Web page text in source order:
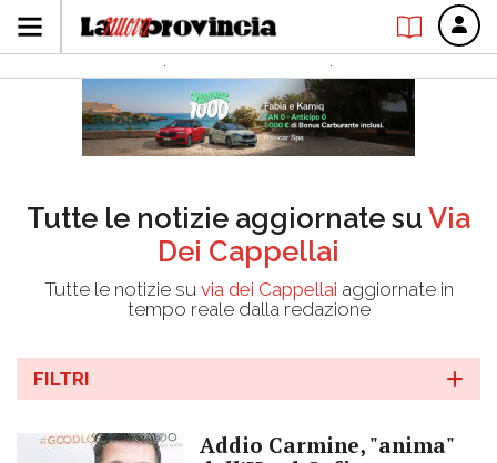
Tutte le notizie aggiornate su Via
Dei Cappellai
Tutte le notizie su via dei Cappellai aggiornate in
tempo reale dalla redazione
FILTRI
Addio Carmine, "anima"